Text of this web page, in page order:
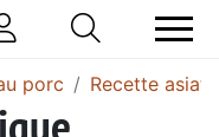
porc Recette